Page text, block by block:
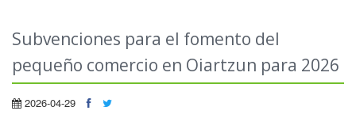
Subvenciones para el fomento del
pequeño comercio en Oiartzun para 2026
2026-04-29